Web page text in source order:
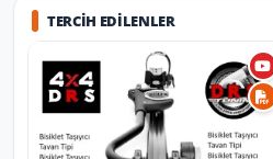
TERCIH EDILENLER